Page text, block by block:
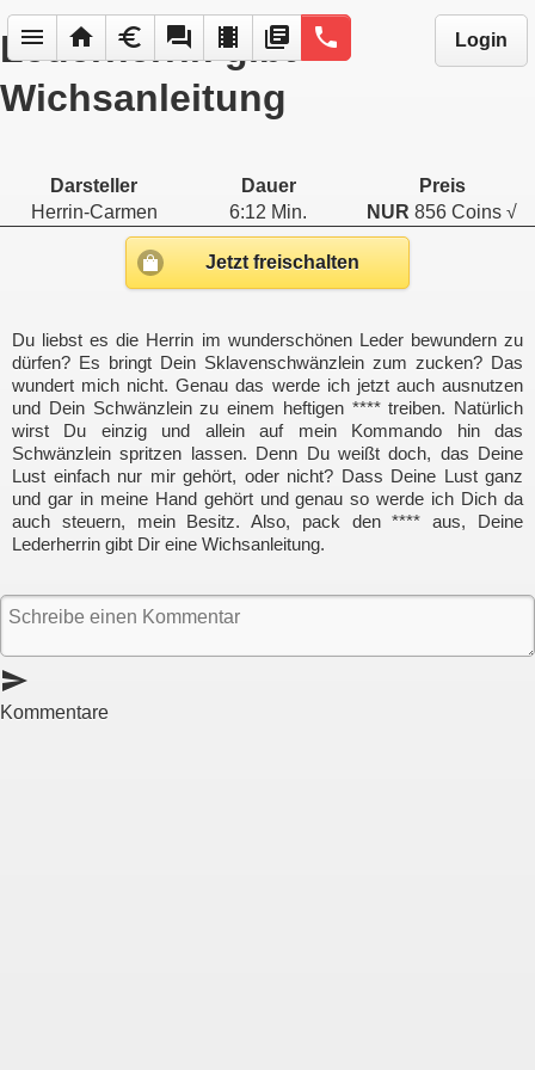
menu home euro forum local_movies library_books phone Login
Lederherrin gibt
Wichsanleitung
Darsteller Dauer
Preis
Herrin-Carmen
6:12 Min. NUR 856 Coins √
Jetzt freischalten
Du liebst es die Herrin im wunderschönen Leder bewundern zu
dürfen? Es bringt Dein Sklavenschwänzlein zum zucken? Das
wundert mich nicht. Genau das werde ich jetzt auch ausnutzen
und Dein Schwänzlein zu einem heftigen **** treiben. Natürlich
wirst Du einzig und allein auf mein Kommando hin das
Schwänzlein spritzen lassen. Denn Du weißt doch, das Deine
Lust einfach nur mir gehört, oder nicht? Dass Deine Lust ganz
und gar in meine Hand gehört und genau so werde ich Dich da
auch steuern, mein Besitz. Also, pack den **** aus, Deine
Lederherrin gibt Dir eine Wichsanleitung.
send
Kommentare